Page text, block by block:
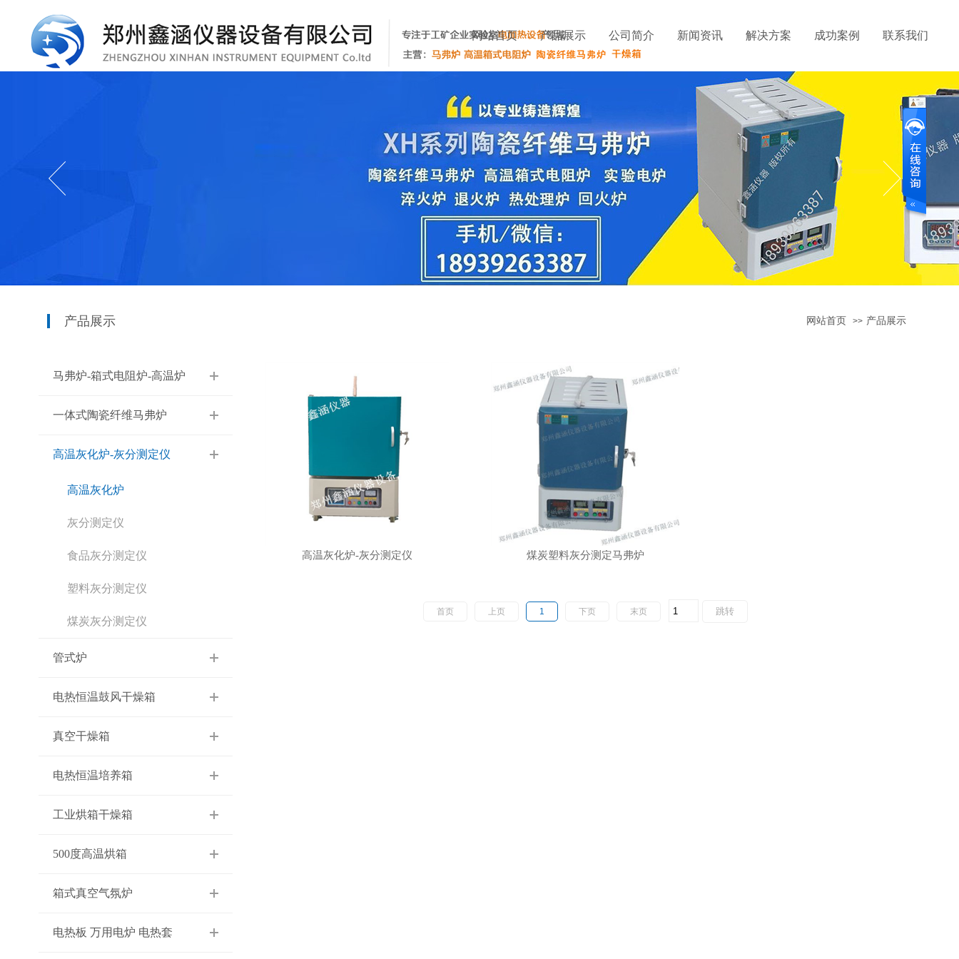
网站首页 产品展示 公司简介 新闻资讯 解决方案 成功案例 联系我们
产品展示 网站首页 >> 产品展示
马弗炉-箱式电阻炉-高温炉
一体式陶瓷纤维马弗炉
高温灰化炉-灰分测定仪
高温灰化炉
灰分测定仪
食品灰分测定仪
塑料灰分测定仪
煤炭灰分测定仪
管式炉
电热恒温鼓风干燥箱
真空干燥箱
电热恒温培养箱
工业烘箱干燥箱
500度高温烘箱
箱式真空气氛炉
电热板 万用电炉 电热套
高温灰化炉-灰分测定仪 煤炭塑料灰分测定马弗炉
首页 上页 1 下页 末页